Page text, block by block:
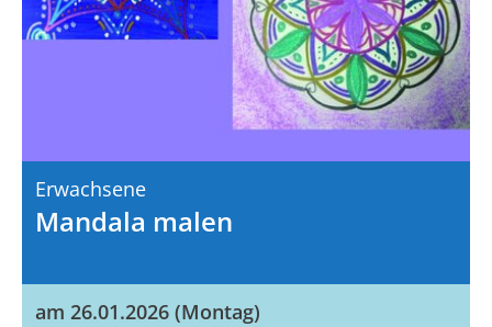
Erwachsene
Mandala malen
am 26.01.2026 (Montag)